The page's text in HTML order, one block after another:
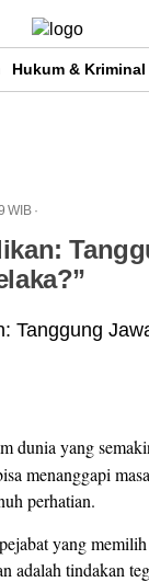
Hukum & Kriminal
WIB ·
dunia yang
menanggapi
perhatian.
yang
adalah tindakan